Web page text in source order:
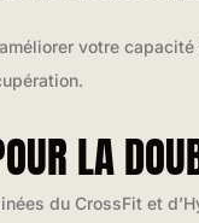
votre
LA
du CrossFit et